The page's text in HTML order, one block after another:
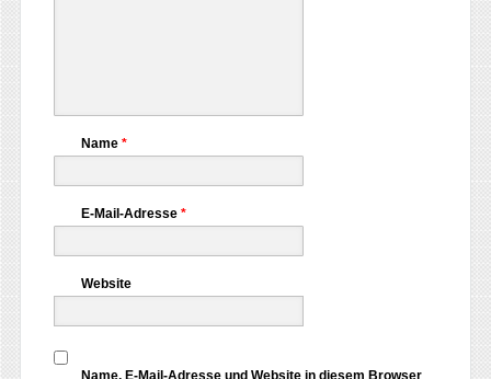
Name *
E-Mail-Adresse *
Website
Name, E-Mail-Adresse und Website in diesem Browser